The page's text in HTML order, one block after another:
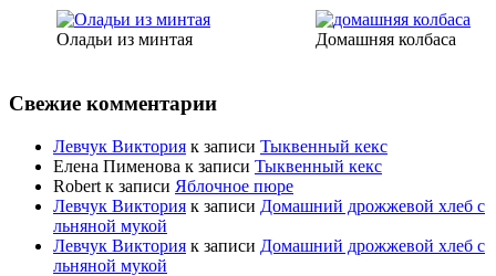
Оладьи из минтая Домашняя колбаса
Свежие комментарии
Левчук Виктория к записи Тыквенный кекс
Елена Пименова к записи Тыквенный кекс
Robert к записи Яблочное пюре
Левчук Виктория к записи Домашний дрожжевой хлеб с
льняной мукой
Левчук Виктория к записи Домашний дрожжевой хлеб с
льняной мукой